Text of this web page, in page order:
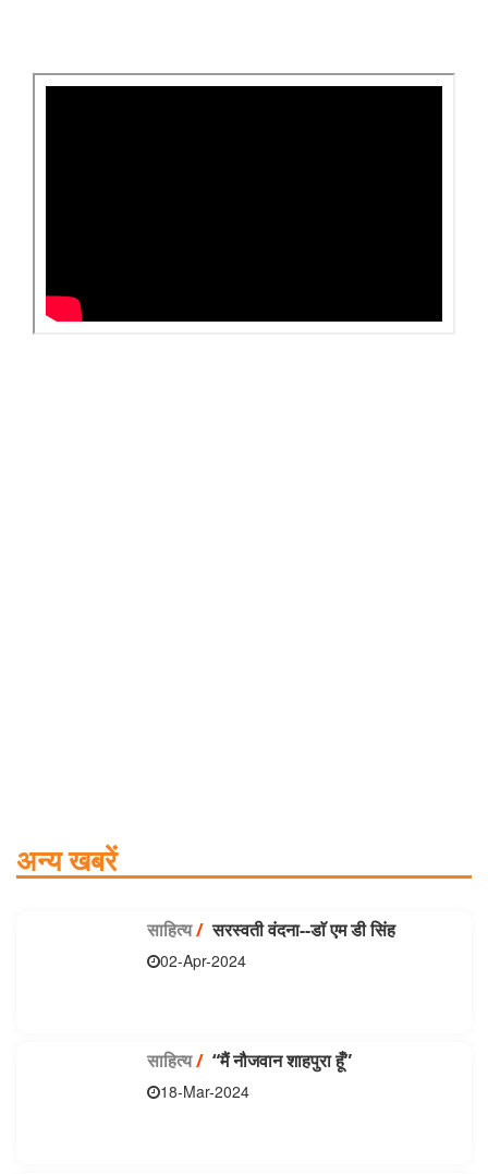
अन्य खबरें
साहित्य/सरस्वती वंदना--डाॅ एम डी सिंह
02-Apr-2024
साहित्य/ “मैं नौजवान शाहपुरा हूँ”
18-Mar-2024